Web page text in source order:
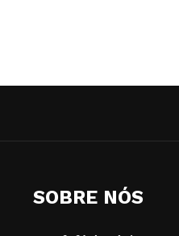
SOBRE NÓS